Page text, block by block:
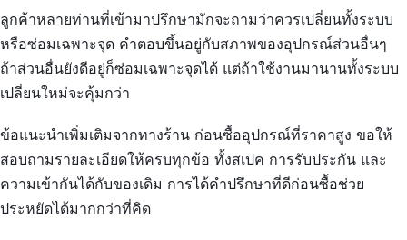
ลูกค้าหลายท่านที่เข้ามาปรึกษามักจะถามว่าควรเปลี่ยนทั้งระบบ
หรือซ่อมเฉพาะจุด คำตอบขึ้นอยู่กับสภาพของอุปกรณ์ส่วนอื่นๆ
ถ้าส่วนอื่นยังดีอยู่ก็ซ่อมเฉพาะจุดได้ แต่ถ้าใช้งานมานานทั้งระบบ
เปลี่ยนใหม่จะคุ้มกว่า
ข้อแนะนำเพิ่มเติมจากทางร้าน ก่อนซื้ออุปกรณ์ที่ราคาสูง ขอให้
สอบถามรายละเอียดให้ครบทุกข้อ ทั้งสเปค การรับประกัน และ
ความเข้ากันได้กับของเดิม การได้คำปรึกษาที่ดีก่อนซื้อช่วย
ประหยัดได้มากกว่าที่คิด